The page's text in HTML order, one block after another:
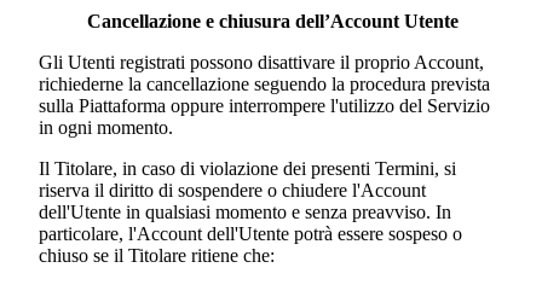
Cancellazione e chiusura dell’Account Utente
Gli Utenti registrati possono disattivare il proprio Account,
richiederne la cancellazione seguendo la procedura prevista
sulla Piattaforma oppure interrompere l'utilizzo del Servizio
in ogni momento.
Il Titolare, in caso di violazione dei presenti Termini, si
riserva il diritto di sospendere o chiudere l'Account
dell'Utente in qualsiasi momento e senza preavviso. In
particolare, l'Account dell'Utente potrà essere sospeso o
chiuso se il Titolare ritiene che: